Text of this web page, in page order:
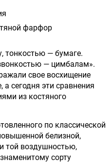
фарфор
тонкостью — бумаге.
— цимбалам».
свое восхищение
сегодня эти сравнения
из костяного
по классической
белизной,
той воздушностью,
сорту